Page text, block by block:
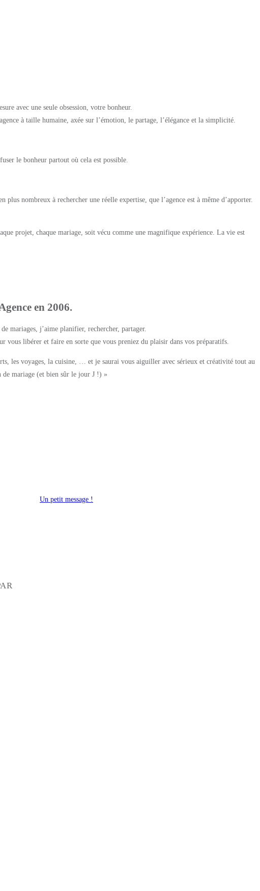
avec une seule obsession, votre bonheur.
à taille humaine, axée sur l’émotion, le partage, l’élégance et la simplicité.
le bonheur partout où cela est possible.
nombreux à rechercher une réelle expertise, que l’agence est à même d’apporter.
projet, chaque mariage, soit vécu comme une magnifique expérience. La vie est
en 2006.
mariages, j’aime planifier, rechercher, partager.
vous libérer et faire en sorte que vous preniez du plaisir dans vos préparatifs.
les voyages, la cuisine, … et je saurai vous aiguiller avec sérieux et créativité tout au
de mariage (et bien sûr le jour J !) »
Un petit message !